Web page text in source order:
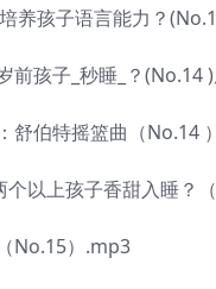
养孩子语言能力？
前孩子_秒睡_？(No.14
舒伯特摇篮曲（No.14
以上孩子香甜入睡？
No.15）.mp3